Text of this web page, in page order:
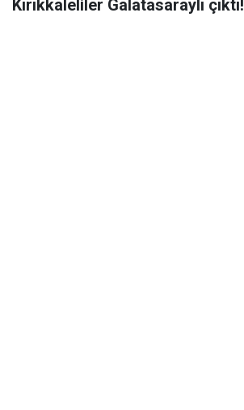
Kırıkkaleliler Galatasaraylı çıktı!